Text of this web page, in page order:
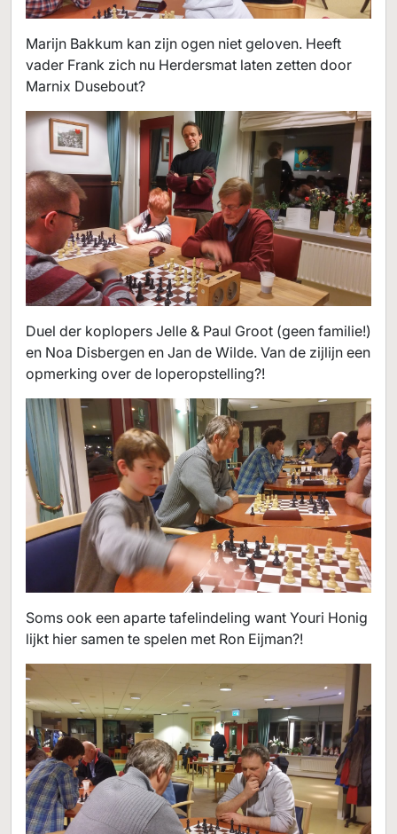
Marijn Bakkum kan zijn ogen niet geloven. Heeft
vader Frank zich nu Herdersmat laten zetten door
Marnix Dusebout?
Duel der koplopers Jelle & Paul Groot (geen familie!)
en Noa Disbergen en Jan de Wilde. Van de zijlijn een
opmerking over de loperopstelling?!
Soms ook een aparte tafelindeling want Youri Honig
lijkt hier samen te spelen met Ron Eijman?!